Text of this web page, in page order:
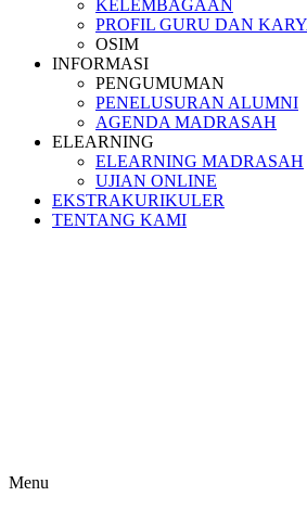
KELEMBAGAAN
PROFIL GURU DAN
OSIM
INFORMASI
PENGUMUMAN
PENELUSURAN ALUMNI
AGENDA MADRASAH
ELEARNING
ELEARNING MADRASAH
UJIAN ONLINE
EKSTRAKURIKULER
TENTANG KAMI
Menu